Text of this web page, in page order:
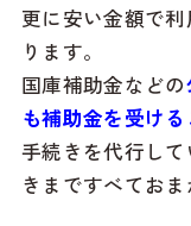
更に安い金額で
ります。
国庫補助金などの
も補助金を受け
手続きを代行し
きまですべておま